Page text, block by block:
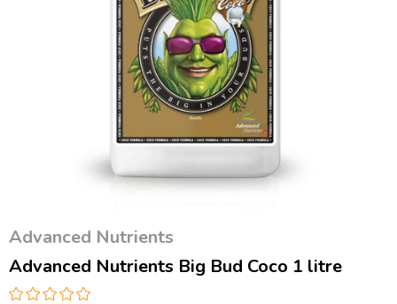
Advanced Nutrients
Advanced Nutrients Big Bud Coco 1 litre